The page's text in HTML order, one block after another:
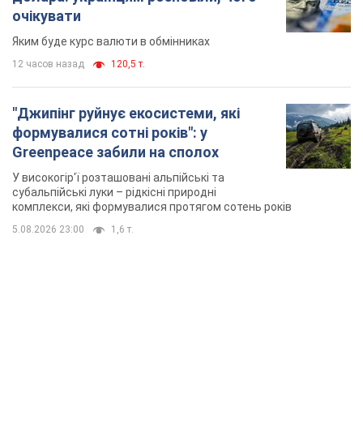
очікувати
Яким буде курс валюти в обмінниках
12 часов назад 120,5 т.
"Джипінг руйнує екосистеми, які
формувалися сотні років": у
Greenpeace забили на сполох
У високогір'ї розташовані альпійські та
субальпійські луки – рідкісні природні
комплекси, які формувалися протягом сотень років
5.08.2026 23:00 1,6 т.